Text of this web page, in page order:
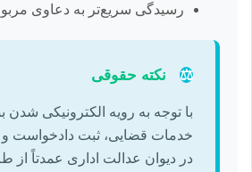
رسیدگی سریع‌تر به دعاوی
⚖️ نکته حقوقی
با توجه به رویه الکترونیکی شدن
خدمات قضایی، ثبت دادخواست و
در دیوان عدالت اداری عمدتاً از